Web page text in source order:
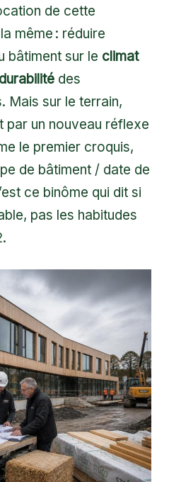
de cette
même : réduire
bâtiment sur le climat
durabilité des
Mais sur le terrain,
par un nouveau réflexe
le premier croquis,
de bâtiment / date de
ce binôme qui dit si
pas les habitudes